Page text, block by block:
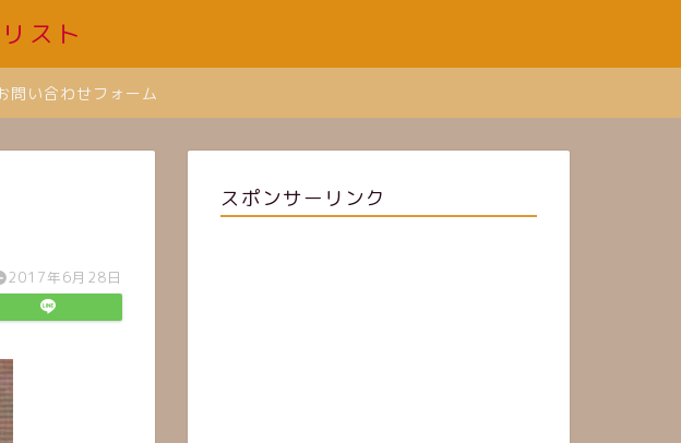
スト
問い合わせフォーム
2017年6月28日
スポンサーリンク